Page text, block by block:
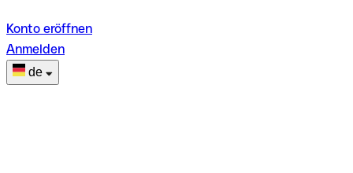
Konto eröffnen
Anmelden
de